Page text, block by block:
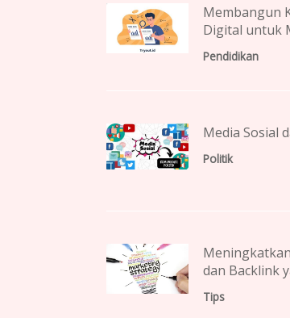
Membangun
Digital untuk
Pendidikan
Media Sosial
Politik
dan Backlink
Tips